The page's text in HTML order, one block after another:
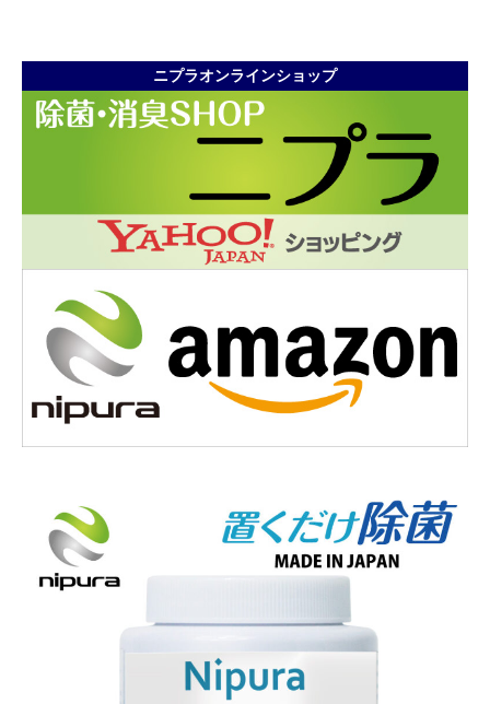
ニプラオンラインショップ